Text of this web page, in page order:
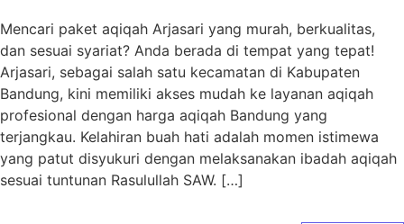
Mencari paket aqiqah Arjasari yang murah, berkualitas,
dan sesuai syariat? Anda berada di tempat yang tepat!
Arjasari, sebagai salah satu kecamatan di Kabupaten
Bandung, kini memiliki akses mudah ke layanan aqiqah
profesional dengan harga aqiqah Bandung yang
terjangkau. Kelahiran buah hati adalah momen istimewa
yang patut disyukuri dengan melaksanakan ibadah aqiqah
sesuai tuntunan Rasulullah SAW. […]